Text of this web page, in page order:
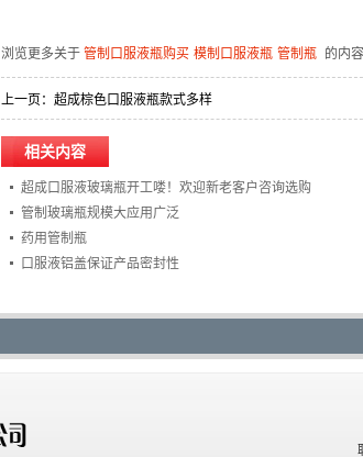
浏览更多关于 管制口服液瓶购买 模制口服液瓶 管制瓶 的内容
上一页： 超成棕色口服液瓶款式多样
相关内容
超成口服液玻璃瓶开工喽！欢迎新老客户咨询选购
管制玻璃瓶规模大应用广泛
药用管制瓶
口服液铝盖保证产品密封性